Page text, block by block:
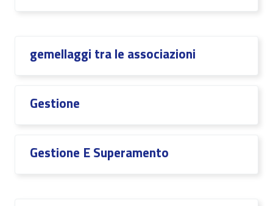
gemellaggi tra le associazioni
Gestione
Gestione E Superamento